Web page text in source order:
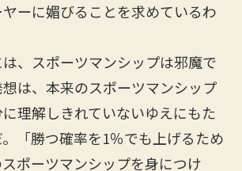
ーに媚びることを求めているわ
、スポーツマンシップは邪魔で
は、本来のスポーツマンシップ
理解しきれていないゆえにもた
「勝つ確率を1％でも上げるため
ポーツマンシップを身につけ